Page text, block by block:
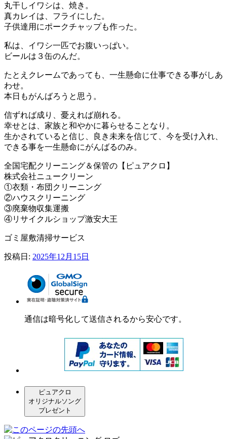
丸干しイワシは、焼き。
真カレイは、フライにした。
子供達用にポークチャップも作った。
私は、イワシ一匹でお腹いっぱい。
ビールは３缶のんだ。
たとえクレームであっても、一生懸命に仕事できる事がしあ
わせ。
本日もがんばろうと思う。
信ずれば成り、憂えれば崩れる。
幸せとは、家族と和やかに暮らせることなり。
生かされていると信じ、良き未来を信じて、今を受け入れ、
できる事を一生懸命にがんばるのみ。
全国宅配クリーニング＆保管の【ピュアクロ】
株式会社ニュークリーン
①衣類・布団クリーニング
②ハウスクリーニング
③廃棄物収集運搬
④リサイクルショップ激安大王
ゴミ屋敷清掃サービス
投稿日: 2025年12月15日
通信は暗号化して送信されるから安心です。
ピュアクロ
オリジナルソング
プレゼント